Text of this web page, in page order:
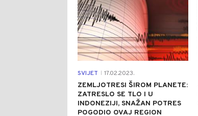
SVIJET 17.02.2023.
ZEMLJOTRESI ŠIROM PLANETE:
ZATRESLO SE TLO I U
INDONEZIJI, SNAŽAN POTRES
POGODIO OVAJ REGION